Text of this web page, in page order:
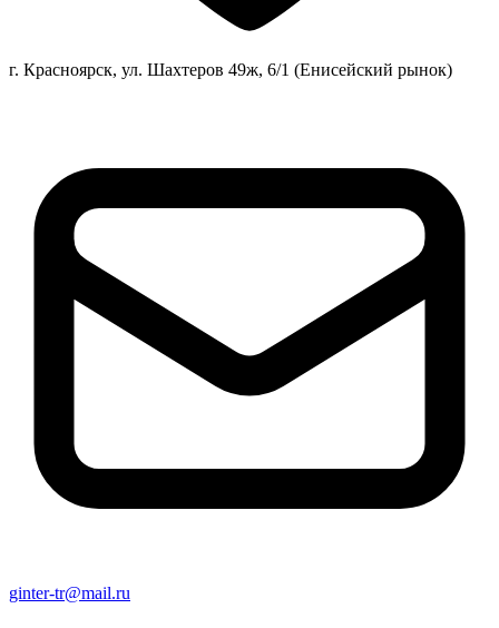
г. Красноярск, ул. Шахтеров 49ж, 6/1 (Енисейский рынок)
ginter-tr@mail.ru